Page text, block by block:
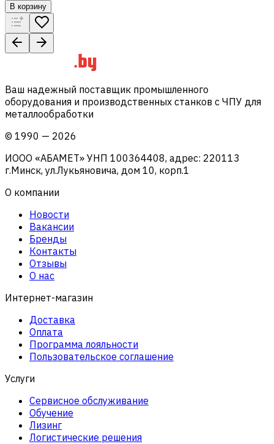
В корзину
Ваш надежный поставщик промышленного
оборудования и производственных станков с ЧПУ для
металлообработки
© 1990 — 2026
ИООО «АБАМЕТ» УНП 100364408, адрес: 220113
г.Минск, ул.Лукьяновича, дом 10, корп.1
О компании
Новости
Вакансии
Бренды
Контакты
Отзывы
О нас
Интернет-магазин
Доставка
Оплата
Программа лояльности
Пользовательское соглашение
Услуги
Сервисное обслуживание
Обучение
Лизинг
Логистические решения